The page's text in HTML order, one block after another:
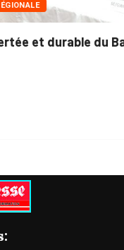
et durable du